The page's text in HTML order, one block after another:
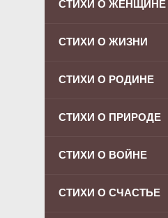
СТИХИ О ЖЕНЩИНЕ
СТИХИ О ЖИЗНИ
СТИХИ О РОДИНЕ
СТИХИ О ПРИРОДЕ
СТИХИ О ВОЙНЕ
СТИХИ О СЧАСТЬЕ